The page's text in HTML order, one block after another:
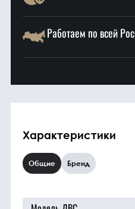
Работаем по всей
Характеристики
Общие Бренд